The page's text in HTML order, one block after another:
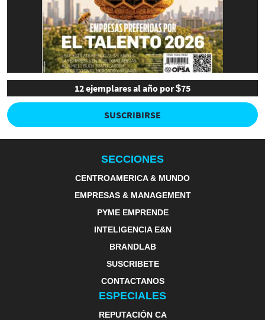
12 ejemplares al año por $75
SUSCRIBIRSE
SECCIONES
CENTROAMERICA & MUNDO
EMPRESAS & MANAGEMENT
PYME EMPRENDE
INTELIGENCIA E&N
BRANDLAB
SUSCRIBETE
CONTACTANOS
ESPECIALES
REPUTACIÓN CA